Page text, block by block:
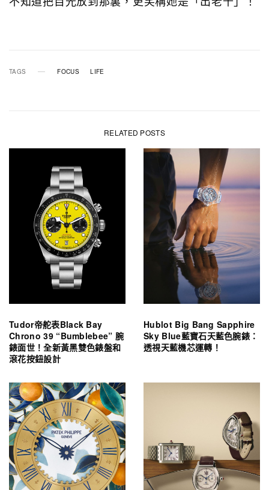
TAGS FOCUS LIFE
RELATED POSTS
Tudor帝舵表Black Bay
Chrono 39 “Bumblebee” 腕
錶面世！全新黃黑雙色錶盤和
滾花按鈕設計
Hublot Big Bang Sapphire
Sky Blue藍寶石天藍色腕錶：
透視天藍機芯運轉！